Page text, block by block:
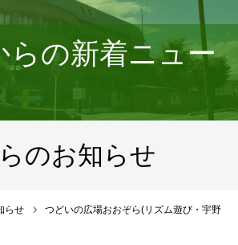
らの新着ニュー
のお知らせ
らせ
つどいの広場おおぞら(リズム遊び・宇野